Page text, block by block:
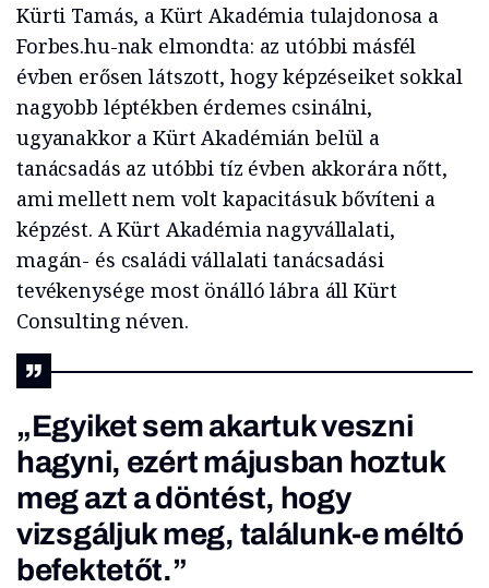
Kürti Tamás, a Kürt Akadémia tulajdonosa a
Forbes.hu-nak elmondta: az utóbbi másfél
évben erősen látszott, hogy képzéseiket sokkal
nagyobb léptékben érdemes csinálni,
ugyanakkor a Kürt Akadémián belül a
tanácsadás az utóbbi tíz évben akkorára nőtt,
ami mellett nem volt kapacitásuk bővíteni a
képzést. A Kürt Akadémia nagyvállalati,
magán- és családi vállalati tanácsadási
tevékenysége most önálló lábra áll Kürt
Consulting néven.
„Egyiket sem akartuk veszni
hagyni, ezért májusban hoztuk
meg azt a döntést, hogy
vizsgáljuk meg, találunk-e méltó
befektetőt.”